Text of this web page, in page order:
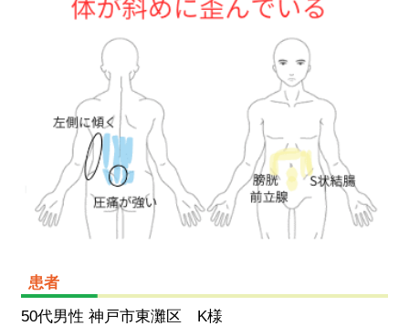
患者
50代男性 神戸市東灘区 K様